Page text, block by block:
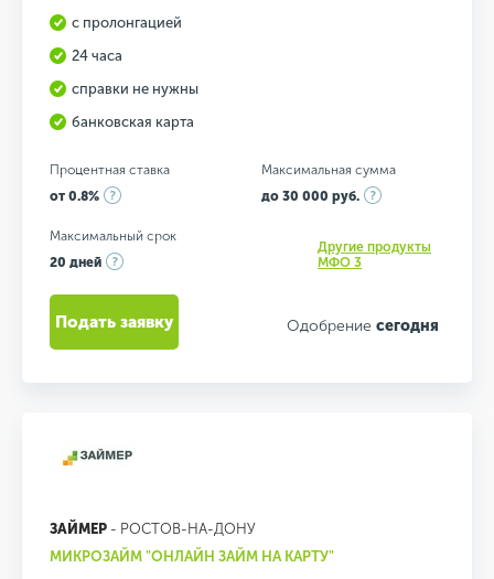
с пролонгацией
24 часа
справки не нужны
банковская карта
Процентная ставка
от 0.8%
Максимальная сумма
до 30 000 руб.
Максимальный срок
20 дней
Другие продукты
МФО 3
Одобрение сегодня
Подать заявку
ЗАЙМЕР - РОСТОВ-НА-ДОНУ
МИКРОЗАЙМ "ОНЛАЙН ЗАЙМ НА КАРТУ"